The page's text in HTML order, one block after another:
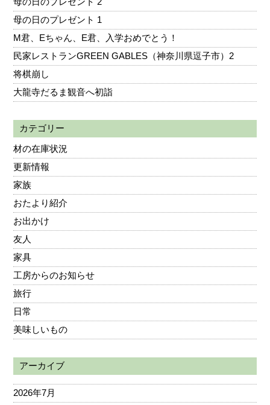
母の日のプレゼント 1
M君、Eちゃん、E君、入学おめでとう！
民家レストランGREEN GABLES（神奈川県逗子市）2
将棋崩し
大龍寺だるま観音へ初詣
カテゴリー
材の在庫状況
更新情報
家族
おたより紹介
お出かけ
友人
家具
工房からのお知らせ
旅行
日常
美味しいもの
アーカイブ
2026年7月